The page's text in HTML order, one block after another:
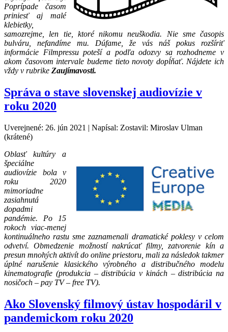
Poprípade časom
priniesť aj malé
klebietky,
samozrejme, len tie, ktoré nikomu neuškodia. Nie sme časopis
bulváru, nefandíme mu. Dúfame, že vás náš pokus rozšíriť
informácie Filmpressu poteší a podľa odozvy sa rozhodneme v
akom časovom intervale budeme tieto novoty dopĺňať. Nájdete ich
vždy v rubrike Zaujímavosti.
Správa o stave slovenskej audiovízie v
roku 2020
Uverejnené: 26. jún 2021 | Napísal: Zostavil: Miroslav Ulman
(krátené)
Oblasť kultúry a
špeciálne
audiovízie bola v
roku 2020
mimoriadne
zasiahnutá
dopadmi
pandémie. Po 15
rokoch viac-menej
kontinuálneho rastu sme zaznamenali dramatické poklesy v celom
odvetví. Obmedzenie možností nakrúcať filmy, zatvorenie kín a
presun mnohých aktivít do online priestoru, mali za následok takmer
úplné narušenie klasického výrobného a distribučného modelu
kinematografie (produkcia – distribúcia v kinách – distribúcia na
nosičoch – pay TV – free TV).
Ako Slovenský filmový ústav hospodáril v
pandemickom roku 2020